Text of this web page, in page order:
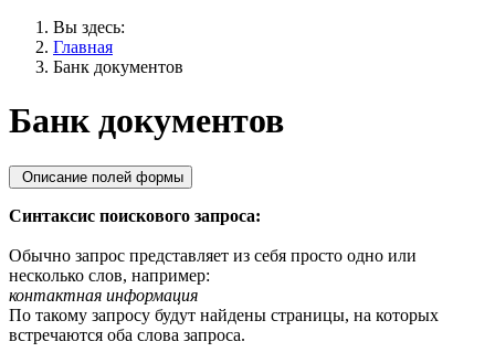
Вы здесь:
Главная
Банк документов
Банк документов
Описание полей формы
Синтаксис поискового запроса:
Обычно запрос представляет из себя просто одно или
несколько слов, например:
контактная информация
По такому запросу будут найдены страницы, на которых
встречаются оба слова запроса.